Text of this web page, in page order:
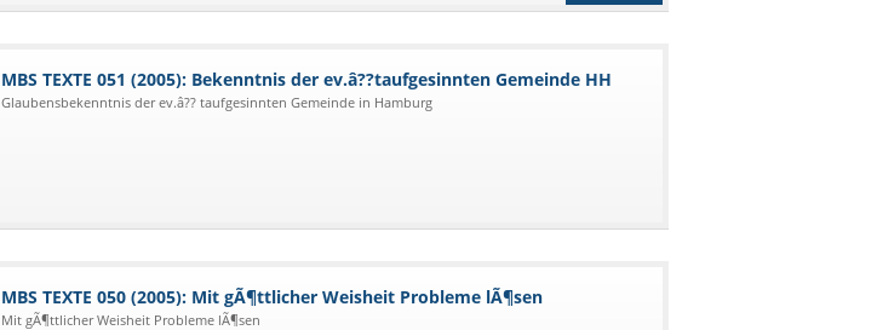
MBS TEXTE 051 (2005): Bekenntnis der ev.â??taufgesinnten Gemeinde HH
Glaubensbekenntnis der ev.â?? taufgesinnten Gemeinde in Hamburg
MBS TEXTE 050 (2005): Mit gÃ¶ttlicher Weisheit Probleme lÃ¶sen
Mit gÃ¶ttlicher Weisheit Probleme lÃ¶sen